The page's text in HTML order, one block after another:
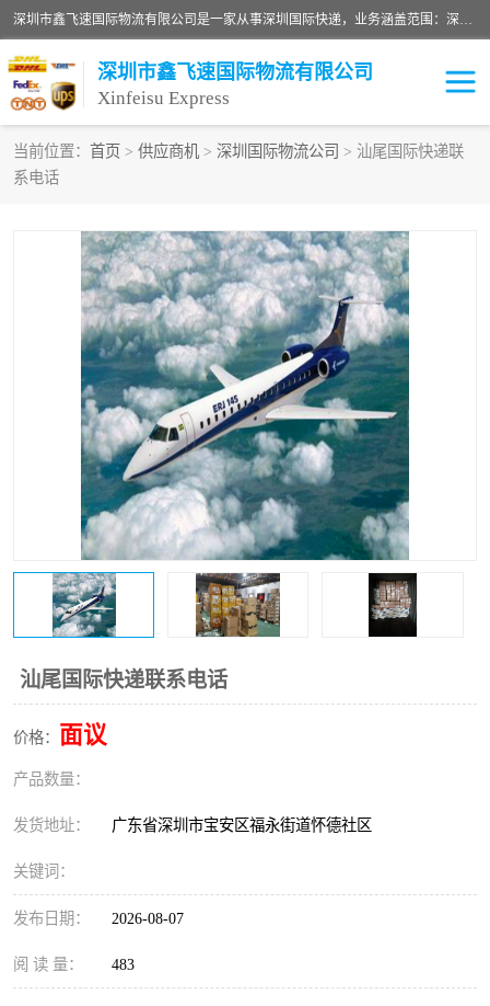
深圳市鑫飞速国际物流有限公司是一家从事深圳国际快递，业务涵盖范围：深圳DHL国际快递、深圳国际快递公司、深圳国际物流公司、深圳国际快递、深圳DHL国际快递电话可拨打全国服务热线：15019287411。欢迎各位亲来人来电到我司洽谈合作。
深圳市鑫飞速国际物流有限公司
Xinfeisu Express
当前位置： 首页 > 供应商机 > 深圳国际物流公司 > 汕尾国际快递联
系电话
汕尾国际快递联系电话
价格： 面议
产品数量：
发货地址： 广东省深圳市宝安区福永街道怀德社区
关键词：
发布日期： 2026-08-07
阅 读 量： 483
联邦快递
俄罗斯快递 巴西快递
深圳DHL国际快递 伊朗快递
UPS国际快递 深圳国际快递公司
深圳国际物流公司 深圳国际快递电话
DHL国际快递电话 深圳国际快递
新能源电池出口物流